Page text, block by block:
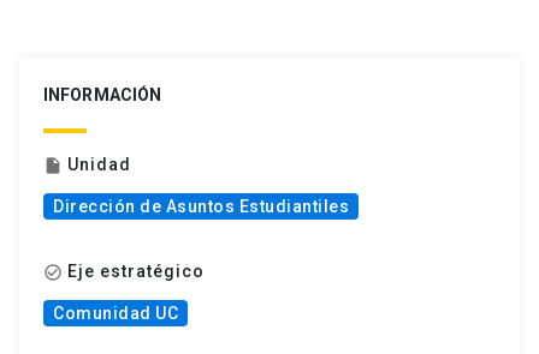
INFORMACIÓN
insert_drive_file Unidad
Dirección de Asuntos Estudiantiles
check_circle_outline Eje estratégico
Comunidad UC